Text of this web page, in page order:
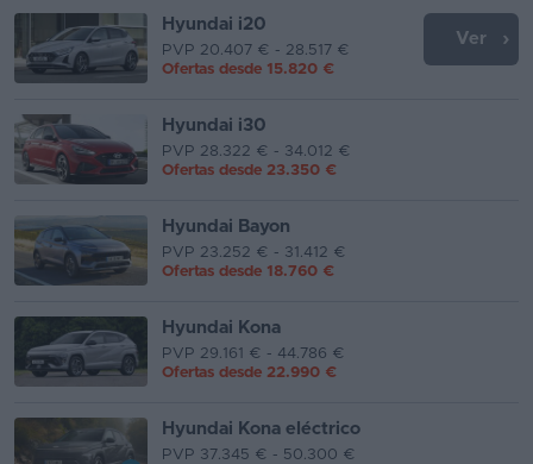
de
compra
Comparador
Favoritos
Concesionarios
Vender
coche
Blog
Ventas
de
coches
2026
Hyundai i20
PVP 20.407 € - 28.517 €
Ofertas desde 15.820 €
Ver
Hyundai i30
PVP 28.322 € - 34.012 €
Ofertas desde 23.350 €
Hyundai Bayon
PVP 23.252 € - 31.412 €
Ofertas desde 18.760 €
Hyundai Kona
PVP 29.161 € - 44.786 €
Ofertas desde 22.990 €
Hyundai Kona eléctrico
PVP 37.345 € - 50.300 €